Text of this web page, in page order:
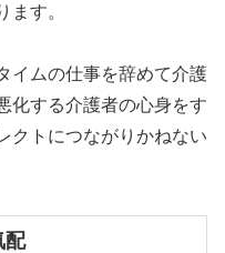
ます。
イムの仕事を辞めて介護
する介護者の心身をす
クトにつながりかねない
配